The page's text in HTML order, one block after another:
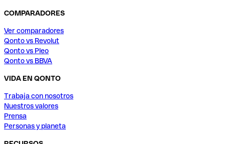
COMPARADORES
Ver comparadores
Qonto vs Revolut
Qonto vs Pleo
Qonto vs BBVA
VIDA EN QONTO
Trabaja con nosotros
Nuestros valores
Prensa
Personas y planeta